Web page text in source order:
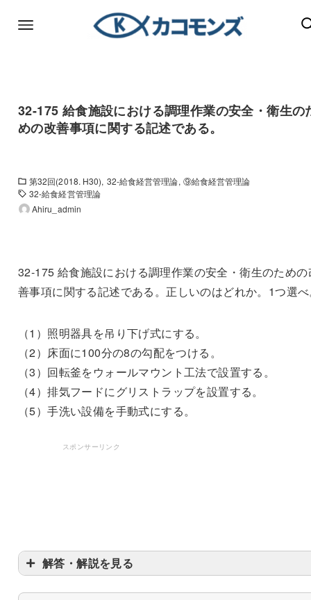
32-175 給食施設における調理作業の安全・衛生の
めの改善事項に関する記述である。
第32回(2018. H30) 32-給食経営管理論 ⑨給食経営管理論
32-給食経営管理論
Ahiru_admin
32-175 給食施設における調理作業の安全・衛生のための
善事項に関する記述である。正しいのはどれか。1つ選
（1）照明器具を吊り下げ式にする。
（2）床面に100分の8の勾配をつける。
（3）回転釜をウォールマウント工法で設置する。
（4）排気フードにグリストラップを設置する。
（5）手洗い設備を手動式にする。
スポンサーリンク
解答・解説を見る